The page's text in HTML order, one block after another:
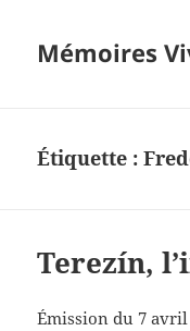
Mémoires
Étiquette :
Terezín,
Émission du 7 avril